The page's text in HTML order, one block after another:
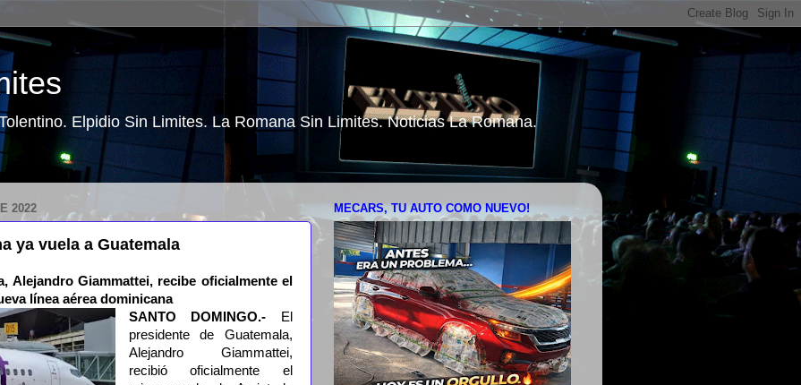
Elpidio Sin Limites. La Romana Sin Limites. Noticias La Romana.
2022
ya vuela a Guatemala
Alejandro Giammattei, recibe oficialmente el
línea aérea dominicana
SANTO DOMINGO.-
El
presidente de Guatemala,
Alejandro Giammattei,
recibió oficialmente el
MECARS, TU AUTO COMO NUEVO!